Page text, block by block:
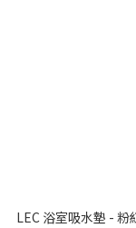
LEC 浴室吸水墊 -